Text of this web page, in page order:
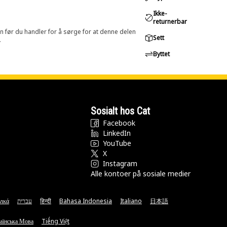
før du handler for å sørge for at denne delen
Ikke-
returnerbar
Sett
Byttet
Sosialt hos Cat
Facebook
LinkedIn
YouTube
X
Instagram
Alle kontoer på sosiale medier
עברית हिन्दी Bahasa Indonesia Italiano 日本語
Мова Tiếng Việt